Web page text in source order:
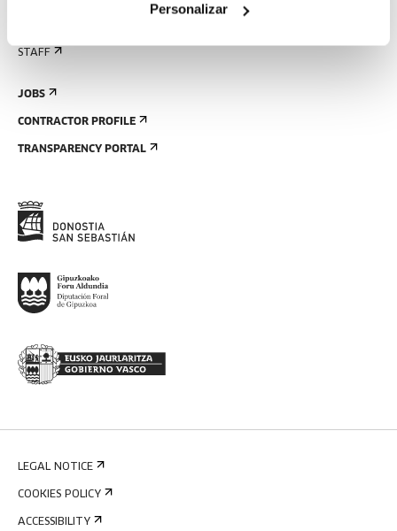
Personalizar
STAFF
JOBS
CONTRACTOR PROFILE
TRANSPARENCY PORTAL
LEGAL NOTICE
COOKIES POLICY
ACCESSIBILITY